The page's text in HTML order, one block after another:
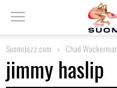
SuomiJazz.com Chad
jimmy haslip